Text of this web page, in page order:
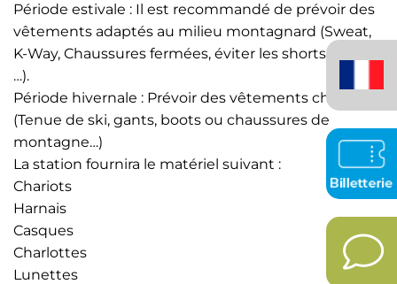
Période estivale : Il est recommandé de prévoir des
vêtements adaptés au milieu montagnard (Sweat,
K-Way, Chaussures fermées, éviter les shorts courts
…).
Période hivernale : Prévoir des vêtements chauds
(Tenue de ski, gants, boots ou chaussures de
montagne…)
La station fournira le matériel suivant :
Chariots
Harnais
Casques
Charlottes
Lunettes